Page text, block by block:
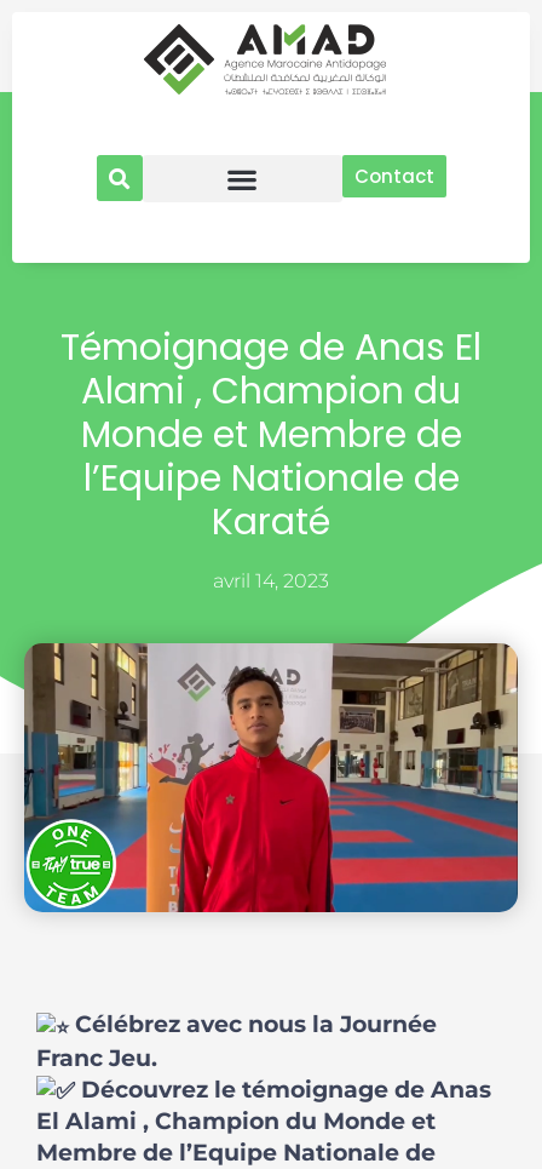
Contact
Témoignage de Anas El
Alami , Champion du
Monde et Membre de
l’Equipe Nationale de
Karaté
avril 14, 2023
Célébrez avec nous la Journée
Franc Jeu.
Découvrez le témoignage de Anas
El Alami , Champion du Monde et
Membre de l’Equipe Nationale de